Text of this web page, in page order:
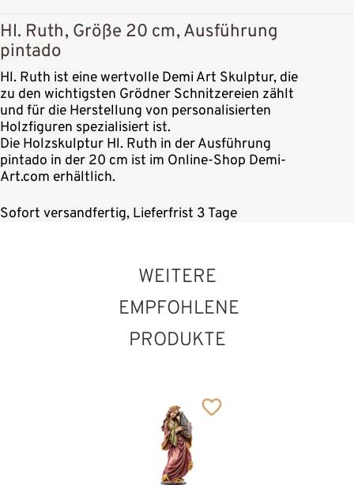
Hl. Ruth, Größe 20 cm, Ausführung
pintado
Hl. Ruth ist eine wertvolle Demi Art Skulptur, die
zu den wichtigsten Grödner Schnitzereien zählt
und für die Herstellung von personalisierten
Holzfiguren spezialisiert ist.
Die Holzskulptur Hl. Ruth in der Ausführung
pintado in der 20 cm ist im Online-Shop Demi-
Art.com erhältlich.
Sofort versandfertig, Lieferfrist 3 Tage
WEITERE
EMPFOHLENE
PRODUKTE